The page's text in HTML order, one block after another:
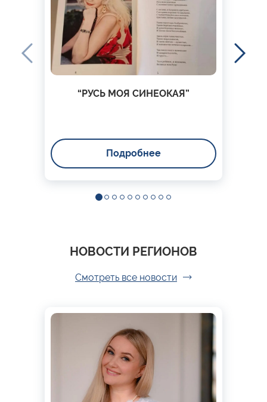
“РУСЬ МОЯ СИНЕОКАЯ”
Подробнее
НОВОСТИ РЕГИОНОВ
Смотреть все новости